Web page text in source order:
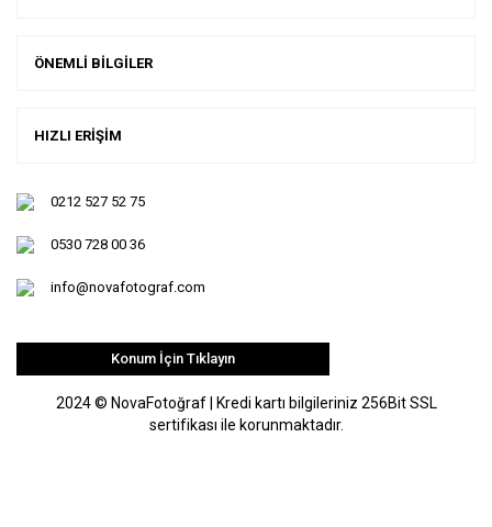
ÖNEMLİ BİLGİLER
HIZLI ERİŞİM
0212 527 52 75
0530 728 00 36
info@novafotograf.com
Konum İçin Tıklayın
2024 © NovaFotoğraf | Kredi kartı bilgileriniz 256Bit SSL
sertifikası ile korunmaktadır.